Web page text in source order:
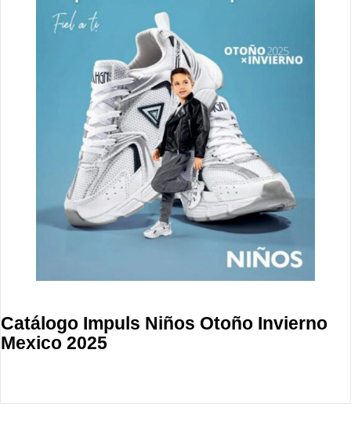
Catálogo Impuls Niños Otoño Invierno
Mexico 2025